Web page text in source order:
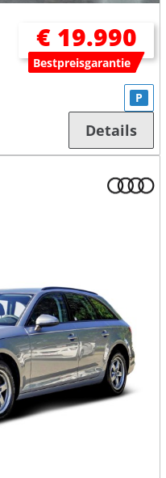
€ 19.990
Bestpreisgarantie
P
Details